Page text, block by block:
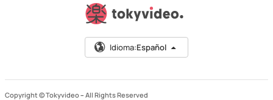
Idioma:Español
Copyright © Tokyvideo – All Rights Reserved